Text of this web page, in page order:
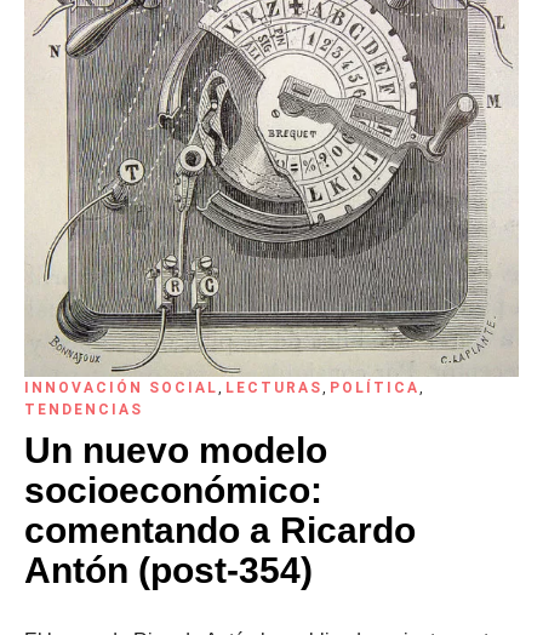
INNOVACIÓN SOCIAL, LECTURAS, POLÍTICA,
TENDENCIAS
Un nuevo modelo
socioeconómico:
comentando a Ricardo
Antón (post-354)